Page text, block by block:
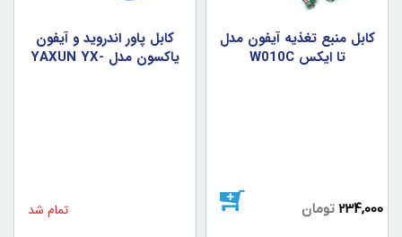
کابل منبع تغذيه آيفون مدل
تا ايکس W010C
234,000 تومان
کابل پاور اندرويد و آيفون
ياکسون مدل YAXUN YX-
تمام شد